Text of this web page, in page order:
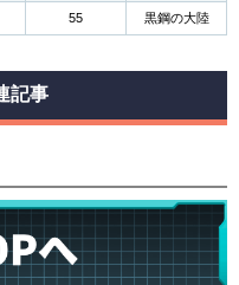
55 黒鋼の大陸
記事